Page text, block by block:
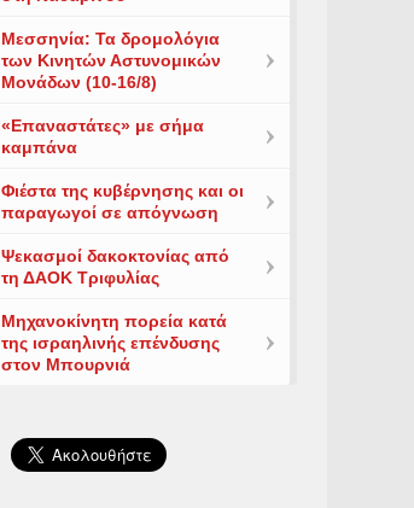
Μεσσηνία: Τα δρομολόγια
των Κινητών Αστυνομικών
Μονάδων (10-16/8)
«Επαναστάτες» με σήμα
καμπάνα
Φιέστα της κυβέρνησης και οι
παραγωγοί σε απόγνωση
Ψεκασμοί δακοκτονίας από
τη ΔΑΟΚ Τριφυλίας
Μηχανοκίνητη πορεία κατά
της ισραηλινής επένδυσης
στον Μπουρνιά